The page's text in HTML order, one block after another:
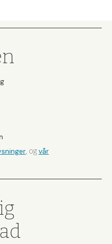
, ogvår